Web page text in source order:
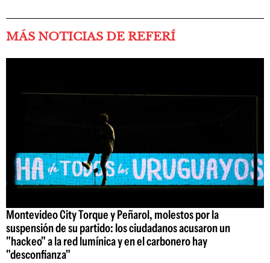
MÁS NOTICIAS DE REFERÍ
Montevideo City Torque y Peñarol, molestos por la
suspensión de su partido: los ciudadanos acusaron un
"hackeo" a la red lumínica y en el carbonero hay
"desconfianza"